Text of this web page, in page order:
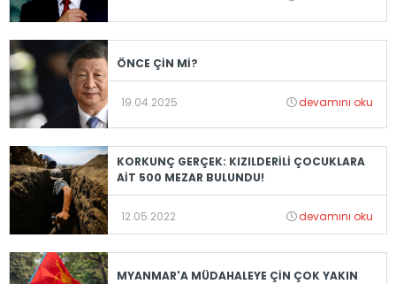
ÖNCE ÇİN Mİ?
19.04.2025 devamını oku
KORKUNÇ GERÇEK: KIZILDERİLİ ÇOCUKLARA
AİT 500 MEZAR BULUNDU!
12.05.2022 devamını oku
MYANMAR'A MÜDAHALEYE ÇİN ÇOK YAKIN